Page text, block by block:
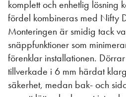
komplett och enhetlig lösning
fördel kombineras med Nifty
Monteringen är smidig tack
snäppfunktioner som
förenklar installationen.
tillverkade i 6 mm härdat
säkerhet, medan bak- och